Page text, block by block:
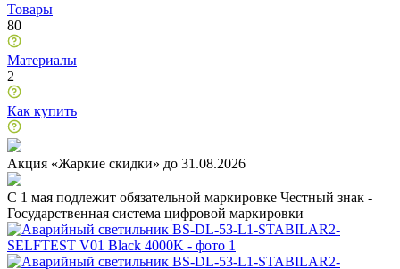
Товары
80
Материалы
2
Как купить
Акция «Жаркие скидки» до 31.08.2026
C 1 мая подлежит обязательной маркировке Честный знак -
Государственная система цифровой маркировки